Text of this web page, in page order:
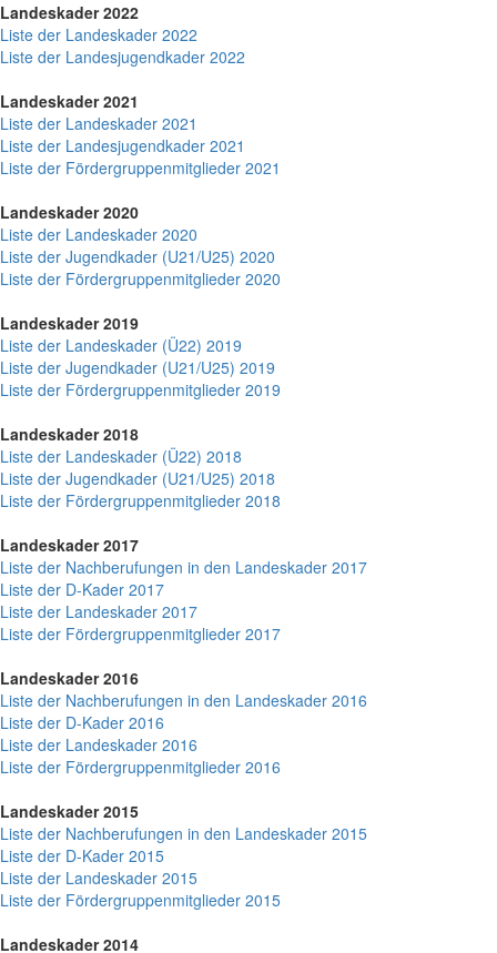
Landeskader 2022
Liste der Landeskader 2022
Liste der Landesjugendkader 2022
Landeskader 2021
Liste der Landeskader 2021
Liste der Landesjugendkader 2021
Liste der Fördergruppenmitglieder 2021
Landeskader 2020
Liste der Landeskader 2020
Liste der Jugendkader (U21/U25) 2020
Liste der Fördergruppenmitglieder 2020
Landeskader 2019
Liste der Landeskader (Ü22) 2019
Liste der Jugendkader (U21/U25) 2019
Liste der Fördergruppenmitglieder 2019
Landeskader 2018
Liste der Landeskader (Ü22) 2018
Liste der Jugendkader (U21/U25) 2018
Liste der Fördergruppenmitglieder 2018
Landeskader 2017
Liste der Nachberufungen in den Landeskader 2017
Liste der D-Kader 2017
Liste der Landeskader 2017
Liste der Fördergruppenmitglieder 2017
Landeskader 2016
Liste der Nachberufungen in den Landeskader 2016
Liste der D-Kader 2016
Liste der Landeskader 2016
Liste der Fördergruppenmitglieder 2016
Landeskader 2015
Liste der Nachberufungen in den Landeskader 2015
Liste der D-Kader 2015
Liste der Landeskader 2015
Liste der Fördergruppenmitglieder 2015
Landeskader 2014